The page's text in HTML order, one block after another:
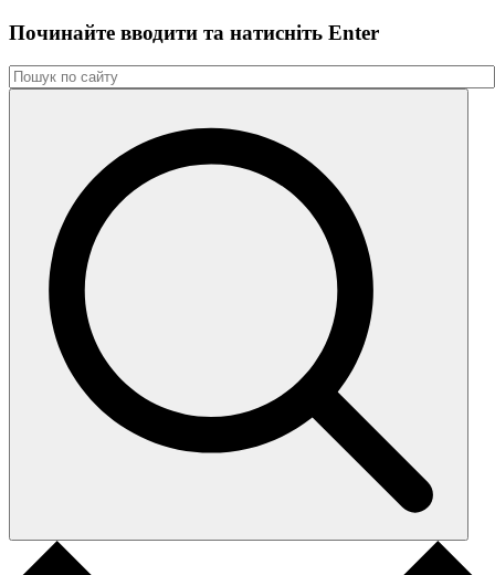
Починайте вводити та натиснiть Enter